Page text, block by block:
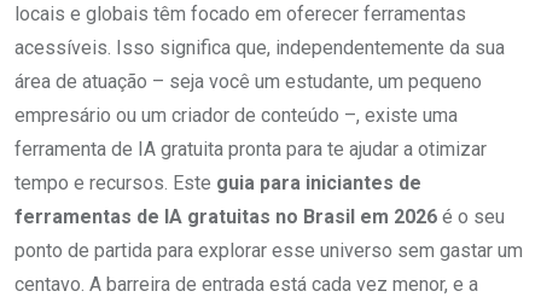
locais e globais têm focado em oferecer ferramentas
acessíveis. Isso significa que, independentemente da sua
área de atuação – seja você um estudante, um pequeno
empresário ou um criador de conteúdo –, existe uma
ferramenta de IA gratuita pronta para te ajudar a otimizar
tempo e recursos. Este guia para iniciantes de
ferramentas de IA gratuitas no Brasil em 2026 é o seu
ponto de partida para explorar esse universo sem gastar um
centavo. A barreira de entrada está cada vez menor, e a